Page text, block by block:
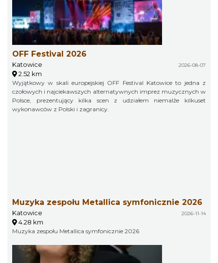
OFF Festival 2026
Katowice 2026-08-07
2.52 km
Wyjątkowy w skali europejskiej OFF Festival Katowice to jedna z
czołowych i najciekawszych alternatywnych imprez muzycznych w
Polsce, prezentujący kilka scen z udziałem niemalże kilkuset
wykonawców z Polski i zagranicy.
Muzyka zespołu Metallica symfonicznie 2026
Katowice 2026-11-14
4.28 km
Muzyka zespołu Metallica symfonicznie 2026